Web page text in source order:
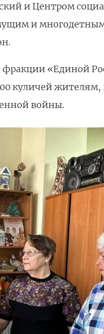
и Центром
и
«Единой
куличей
войны.